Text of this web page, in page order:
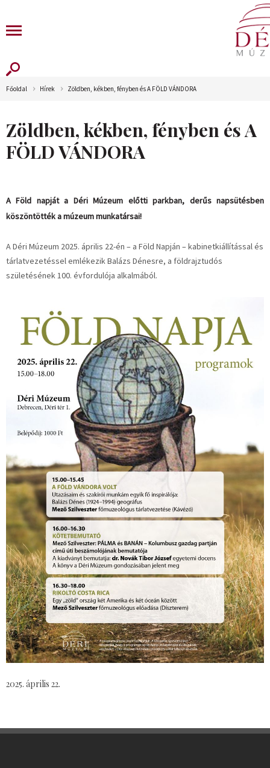
Főoldal Hírek Zöldben, kékben, fényben és A FÖLD VÁNDORA
Zöldben, kékben, fényben és A
FÖLD VÁNDORA
A Föld napját a Déri Múzeum előtti parkban, derűs napsütésben
köszöntötték a múzeum munkatársai!
A Déri Múzeum 2025. április 22-én – a Föld Napján – kabinetkiállítással és
tárlatvezetéssel emlékezik Balázs Dénesre, a földrajztudós
születésének 100. évfordulója alkalmából.
2025. április 22.